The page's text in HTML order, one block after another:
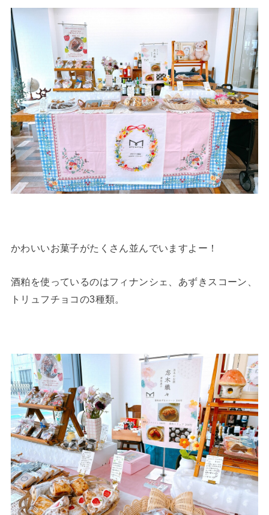
かわいいお菓子がたくさん並んでいますよー！
酒粕を使っているのはフィナンシェ、あずきスコーン、
トリュフチョコの3種類。